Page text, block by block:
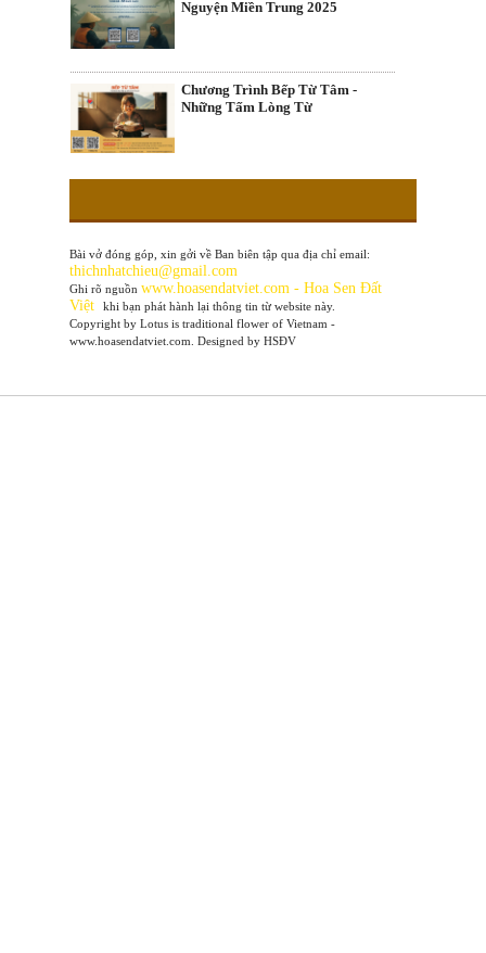
Nguyện Miền Trung 2025
Chương Trình Bếp Từ Tâm -
Những Tấm Lòng Từ
Bài vở đóng góp, xin gởi về Ban biên tập qua địa chỉ email:
thichnhatchieu@gmail.com
Ghi rõ nguồn www.hoasendatviet.com - Hoa Sen Đất
Việt
khi bạn phát hành lại thông tin từ website này.
Copyright by Lotus is traditional flower of Vietnam -
www.hoasendatviet.com. Designed by HSĐV